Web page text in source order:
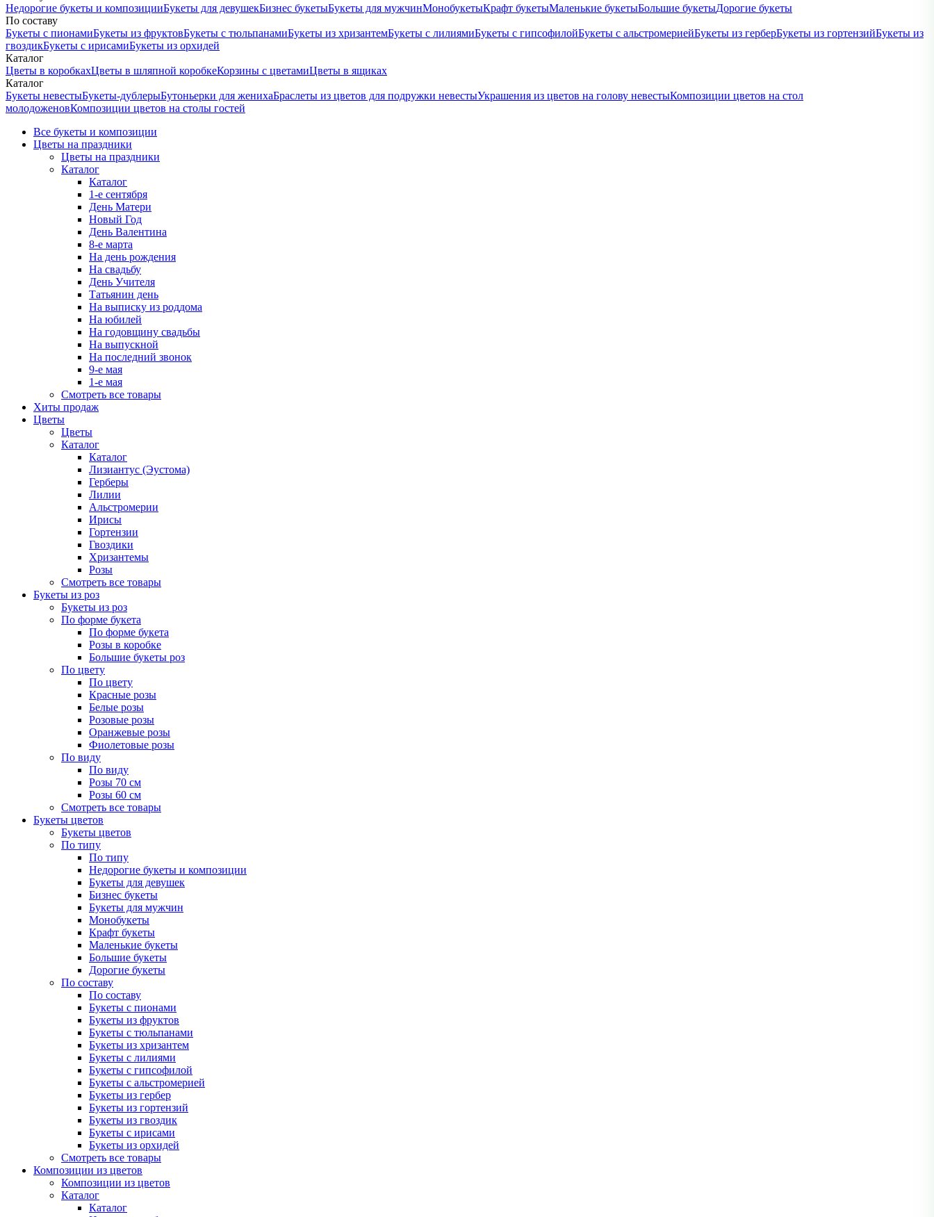
Недорогие букеты и композицииБукеты для девушекБизнес букетыБукеты для мужчинМонобукетыКрафт букетыМаленькие букетыБольшие букетыДорогие букеты
По составу
Букеты с пионамиБукеты из фруктовБукеты с тюльпанамиБукеты из хризантемБукеты с лилиямиБукеты с гипсофилойБукеты с альстромериейБукеты из герберБукеты из гортензийБукеты из
гвоздикБукеты с ирисамиБукеты из орхидей
Каталог
Цветы в коробкахЦветы в шляпной коробкеКорзины с цветамиЦветы в ящиках
Каталог
Букеты невестыБукеты-дублерыБутоньерки для женихаБраслеты из цветов для подружки невестыУкрашения из цветов на голову невестыКомпозиции цветов на стол
молодоженовКомпозиции цветов на столы гостей
Все букеты и композиции
Цветы на праздники
Цветы на праздники
Каталог
Каталог
1-е сентября
День Матери
Новый Год
День Валентина
8-е марта
На день рождения
На свадьбу
День Учителя
Татьянин день
На выписку из роддома
На юбилей
На годовщину свадьбы
На выпускной
На последний звонок
9-е мая
1-е мая
Смотреть все товары
Хиты продаж
Цветы
Цветы
Каталог
Каталог
Лизиантус (Эустома)
Герберы
Лилии
Альстромерии
Ирисы
Гортензии
Гвоздики
Хризантемы
Розы
Смотреть все товары
Букеты из роз
Букеты из роз
По форме букета
По форме букета
Розы в коробке
Большие букеты роз
По цвету
По цвету
Красные розы
Белые розы
Розовые розы
Оранжевые розы
Фиолетовые розы
По виду
По виду
Розы 70 см
Розы 60 см
Смотреть все товары
Букеты цветов
Букеты цветов
По типу
По типу
Недорогие букеты и композиции
Букеты для девушек
Бизнес букеты
Букеты для мужчин
Монобукеты
Крафт букеты
Маленькие букеты
Большие букеты
Дорогие букеты
По составу
По составу
Букеты с пионами
Букеты из фруктов
Букеты с тюльпанами
Букеты из хризантем
Букеты с лилиями
Букеты с гипсофилой
Букеты с альстромерией
Букеты из гербер
Букеты из гортензий
Букеты из гвоздик
Букеты с ирисами
Букеты из орхидей
Смотреть все товары
Композиции из цветов
Композиции из цветов
Каталог
Каталог